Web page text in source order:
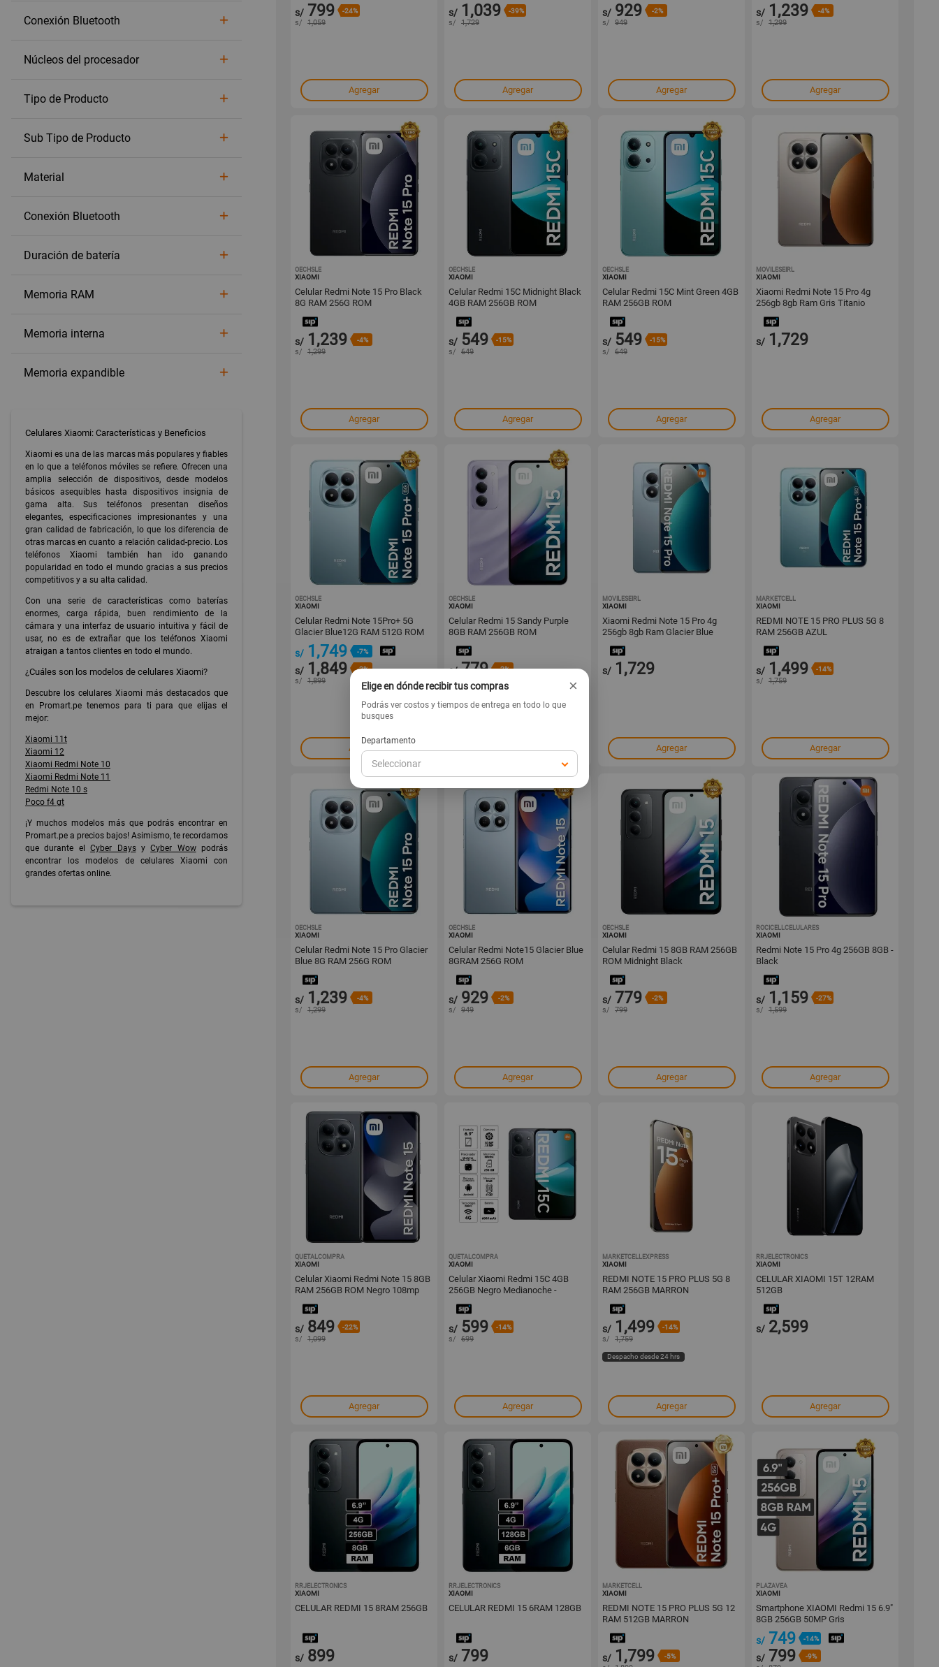
Conexión Bluetooth
Núcleos del procesador
Tipo de Producto
Sub Tipo de Producto
Material
Conexión Bluetooth
Duración de batería
Memoria RAM
Memoria interna
Memoria expandible
Celulares Xiaomi: Características y Beneficios
Xiaomi es una de las marcas más populares y fiables
en lo que a teléfonos móviles se refiere. Ofrecen una
amplia selección de dispositivos, desde modelos
básicos asequibles hasta dispositivos insignia de
gama alta. Sus teléfonos presentan diseños
elegantes, especificaciones impresionantes y una
gran calidad de fabricación, lo que los diferencia de
otras marcas en cuanto a relación calidad-precio. Los
teléfonos Xiaomi también han ido ganando
popularidad en todo el mundo gracias a sus precios
competitivos y a su alta calidad.
Con una serie de características como baterías
enormes, carga rápida, buen rendimiento de la
cámara y una interfaz de usuario intuitiva y fácil de
usar, no es de extrañar que los teléfonos Xiaomi
atraigan a tantos clientes en todo el mundo.
¿Cuáles son los modelos de celulares Xiaomi?
Descubre los celulares Xiaomi más destacados que
en Promart.pe tenemos para ti para que elijas el
mejor:
Xiaomi 11t
Xiaomi 12
Xiaomi Redmi Note 10
Xiaomi Redmi Note 11
Redmi Note 10 s
Poco f4 gt
¡Y muchos modelos más que podrás encontrar en
Promart.pe a precios bajos! Asimismo, te recordamos
que durante elCyber DaysyCyber Wowpodrás
encontrar los modelos de celulares Xiaomi con
grandes ofertas online.
s/ 799 -24%
s/ 1,059
Agregar
s/ 1,039 -39%
s/ 1,729
Agregar
s/ 929 -2%
s/ 949
Agregar
s/ 1,239 -4%
s/ 1,299
Agregar
OECHSLE
XIAOMI
Celular Redmi Note 15 Pro Black
8G RAM 256G ROM
s/ 1,239 -4%
s/ 1,299
Agregar
OECHSLE
XIAOMI
Celular Redmi 15C Midnight Black
4GB RAM 256GB ROM
s/ 549 -15%
s/ 649
Agregar
OECHSLE
XIAOMI
Celular Redmi 15C Mint Green 4GB
RAM 256GB ROM
s/ 549 -15%
s/ 649
Agregar
MOVILESEIRL
XIAOMI
Xiaomi Redmi Note 15 Pro 4g
256gb 8gb Ram Gris Titanio
s/ 1,729
Agregar
OECHSLE
XIAOMI
Celular Redmi Note 15Pro+ 5G
Glacier Blue12G RAM 512G ROM
s/ 1,749 -7%
s/ 1,849 -2%
s/ 1,899
Agregar
OECHSLE
XIAOMI
Celular Redmi 15 Sandy Purple
8GB RAM 256GB ROM
s/ 779 -2%
s/
MOVILESEIRL
XIAOMI
Xiaomi Redmi Note 15 Pro 4g
256gb 8gb Ram Glacier Blue
s/ 1,729
Agregar
MARKETCELL
XIAOMI
REDMI NOTE 15 PRO PLUS 5G 8
RAM 256GB AZUL
s/ 1,499 -14%
s/ 1,759
Agregar
OECHSLE
XIAOMI
Celular Redmi Note 15 Pro Glacier
Blue 8G RAM 256G ROM
s/ 1,239 -4%
s/ 1,299
Agregar
OECHSLE
XIAOMI
Celular Redmi Note15 Glacier Blue
8GRAM 256G ROM
s/ 929 -2%
s/ 949
Agregar
OECHSLE
XIAOMI
Celular Redmi 15 8GB RAM 256GB
ROM Midnight Black
s/ 779 -2%
s/ 799
Agregar
ROCICELLCELULARES
XIAOMI
Redmi Note 15 Pro 4g 256GB 8GB -
Black
s/ 1,159 -27%
s/ 1,599
Agregar
QUETALCOMPRA
XIAOMI
Celular Xiaomi Redmi Note 15 8GB
RAM 256GB ROM Negro 108mp
s/ 849 -22%
s/ 1,099
Agregar
QUETALCOMPRA
XIAOMI
Celular Xiaomi Redmi 15C 4GB
256GB Negro Medianoche -
s/ 599 -14%
s/ 699
Agregar
MARKETCELLEXPRESS
XIAOMI
REDMI NOTE 15 PRO PLUS 5G 8
RAM 256GB MARRON
s/ 1,499 -14%
s/ 1,759
Despacho desde 24 hrs
Agregar
RRJELECTRONICS
XIAOMI
CELULAR XIAOMI 15T 12RAM
512GB
s/ 2,599
Agregar
RRJELECTRONICS
XIAOMI
CELULAR REDMI 15 8RAM 256GB
s/ 899
RRJELECTRONICS
XIAOMI
CELULAR REDMI 15 6RAM 128GB
s/ 799
MARKETCELL
XIAOMI
REDMI NOTE 15 PRO PLUS 5G 12
RAM 512GB MARRON
s/ 1,799 -5%
PLAZAVEA
XIAOMI
Smartphone XIAOMI Redmi 15 6.9"
8GB 256GB 50MP Gris
s/ 749 -14%
s/ 799 -9%
Elige en dónde recibir tus compras ×
Podrás ver costos y tiempos de entrega en todo lo que
busques
Departamento
Seleccionar